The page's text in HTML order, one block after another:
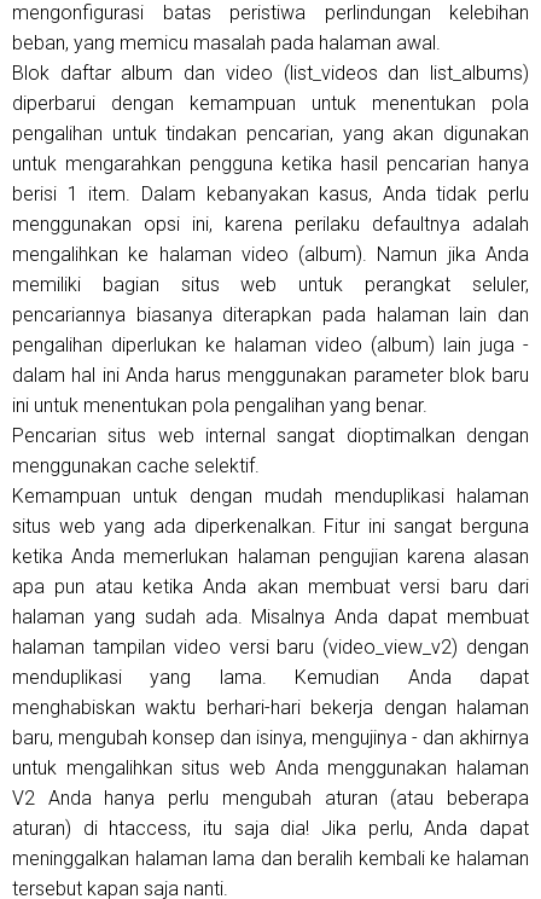
mengonfigurasi batas peristiwa perlindungan kelebihan
beban, yang memicu masalah pada halaman awal.
Blok daftar album dan video (list_videos dan list_albums)
diperbarui dengan kemampuan untuk menentukan pola
pengalihan untuk tindakan pencarian, yang akan digunakan
untuk mengarahkan pengguna ketika hasil pencarian hanya
berisi 1 item. Dalam kebanyakan kasus, Anda tidak perlu
menggunakan opsi ini, karena perilaku defaultnya adalah
mengalihkan ke halaman video (album). Namun jika Anda
memiliki bagian situs web untuk perangkat seluler,
pencariannya biasanya diterapkan pada halaman lain dan
pengalihan diperlukan ke halaman video (album) lain juga -
dalam hal ini Anda harus menggunakan parameter blok baru
ini untuk menentukan pola pengalihan yang benar.
Pencarian situs web internal sangat dioptimalkan dengan
menggunakan cache selektif.
Kemampuan untuk dengan mudah menduplikasi halaman
situs web yang ada diperkenalkan. Fitur ini sangat berguna
ketika Anda memerlukan halaman pengujian karena alasan
apa pun atau ketika Anda akan membuat versi baru dari
halaman yang sudah ada. Misalnya Anda dapat membuat
halaman tampilan video versi baru (video_view_v2) dengan
menduplikasi yang lama. Kemudian Anda dapat
menghabiskan waktu berhari-hari bekerja dengan halaman
baru, mengubah konsep dan isinya, mengujinya - dan akhirnya
untuk mengalihkan situs web Anda menggunakan halaman
V2 Anda hanya perlu mengubah aturan (atau beberapa
aturan) di htaccess, itu saja dia! Jika perlu, Anda dapat
meninggalkan halaman lama dan beralih kembali ke halaman
tersebut kapan saja nanti.